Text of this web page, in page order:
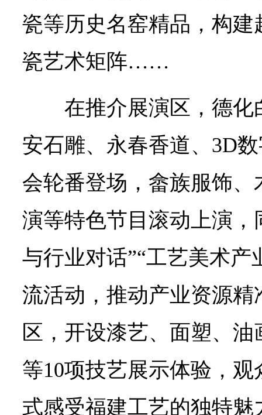
瓷等历史名窑精品，构
瓷艺术矩阵……
在推介展演区，德
安石雕、永春香道、3D
会轮番登场，畲族服饰
演等特色节目滚动上演，
与行业对话”“工艺美术产
流活动，推动产业资源
区，开设漆艺、面塑、
等10项技艺展示体验，
式感受福建工艺的独特